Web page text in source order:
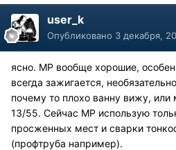
user_k
Опубликовано 3 декабря,
ясно. МР вообще хорошие,
всегда зажигается,
почему то плохо ванну вижу,
13/55. Сейчас МР использую
просженных мест и сварки
(профтруба например).